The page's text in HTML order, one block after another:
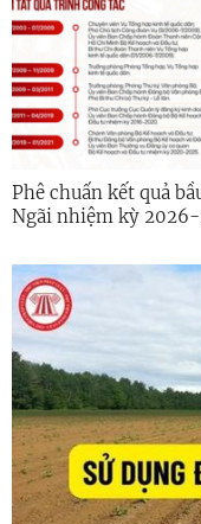
Phê chuẩn kết quả
Ngãi nhiệm kỳ 2026-